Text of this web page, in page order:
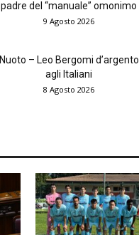
padre del “manuale” omonimo
9 Agosto 2026
Nuoto – Leo Bergomi d’argento
agli Italiani
8 Agosto 2026